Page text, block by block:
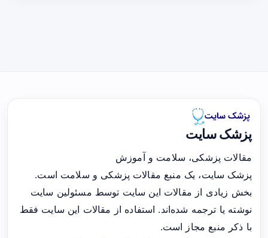
پزشک سایت
مقالات پزشکی، سلامت و آموزش
پزشک سایت، یک منبع مقالات پزشکی و سلامت است.
بخش زیادی از مقالات این سایت توسط مسئولین سایت
نوشته یا ترجمه شده‌اند. استفاده از مقالات این سایت فقط
با ذکر منبع مجاز است.